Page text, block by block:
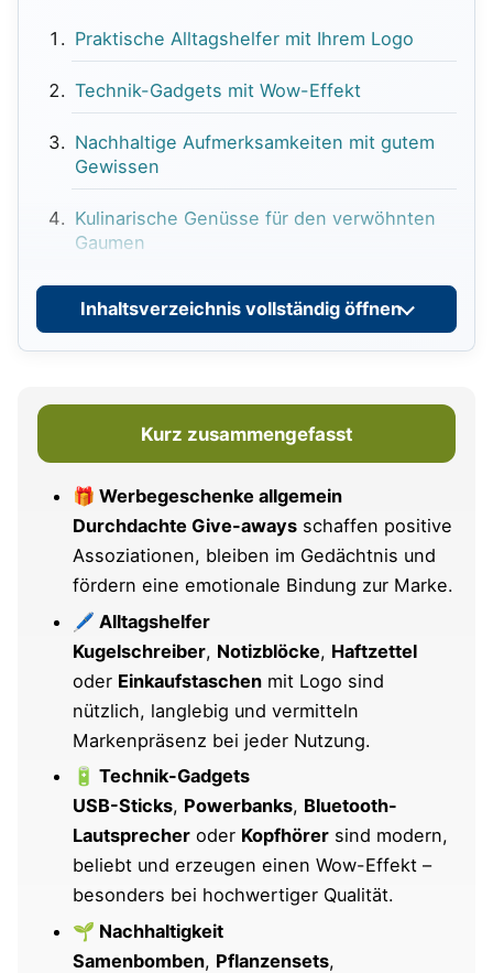
Praktische Alltagshelfer mit Ihrem Logo
Technik-Gadgets mit Wow-Effekt
Nachhaltige Aufmerksamkeiten mit gutem
Gewissen
Kulinarische Genüsse für den verwöhnten
Gaumen
Personalisierte Geschenke
Werbegeschenke
Im Zusammenhang interessant
Inhaltsverzeichnis vollständig öffnen
Kurz zusammengefasst
🎁 Werbegeschenke allgemein
Durchdachte Give-aways schaffen positive
Assoziationen, bleiben im Gedächtnis und
fördern eine emotionale Bindung zur Marke.
🖊️ Alltagshelfer
Kugelschreiber, Notizblöcke, Haftzettel
oder Einkaufstaschen mit Logo sind
nützlich, langlebig und vermitteln
Markenpräsenz bei jeder Nutzung.
🔋 Technik-Gadgets
USB-Sticks, Powerbanks, Bluetooth-
Lautsprecher oder Kopfhörer sind modern,
beliebt und erzeugen einen Wow-Effekt –
besonders bei hochwertiger Qualität.
🌱 Nachhaltigkeit
Samenbomben, Pflanzensets,